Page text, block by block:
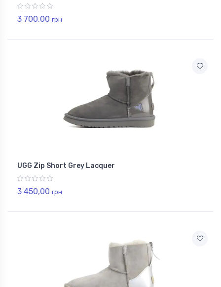
3 700,00 грн
UGG Zip Short Grey Lacquer
3 450,00 грн